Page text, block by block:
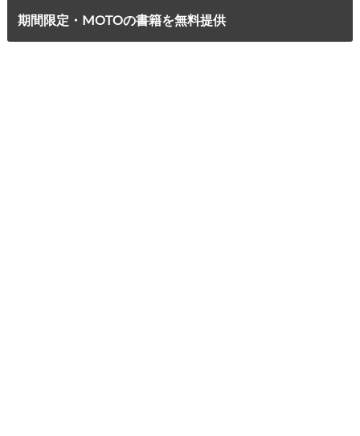
期間限定・MOTOの書籍を無料提供